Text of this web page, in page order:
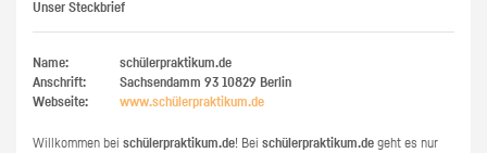
Unser Steckbrief
Name:
schülerpraktikum.de
Anschrift:
Sachsendamm 93 10829 Berlin
Webseite:
www.​schüler​prak​tiku​m.​de
Will­kom­men bei schü­ler­prak­ti­kum.de! Bei schü­ler­prak­ti­kum.de geht es nur